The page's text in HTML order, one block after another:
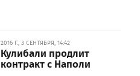
2016 Г., 3 СЕНТЯБРЯ, 14:42
Кулибали продлит
контракт с Наполи